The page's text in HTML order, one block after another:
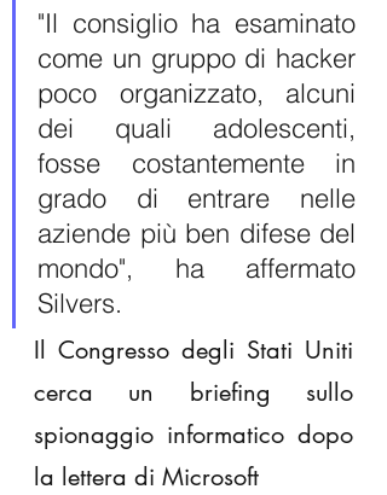
"Il consiglio ha esaminato
come un gruppo di hacker
poco organizzato, alcuni
dei quali adolescenti,
fosse costantemente in
grado di entrare nelle
aziende più ben difese del
mondo", ha affermato
Silvers.
Il Congresso degli Stati Uniti
cerca un briefing sullo
spionaggio informatico dopo
la lettera di Microsoft